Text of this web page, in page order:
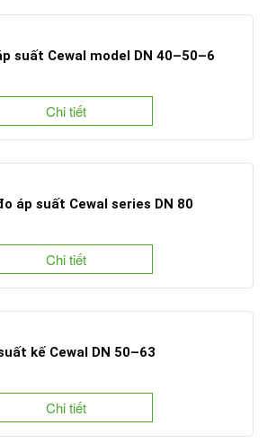
suất Cewal model DN 40–50–6
Chi tiết
áp suất Cewal series DN 80
Chi tiết
kế Cewal DN 50–63
Chi tiết